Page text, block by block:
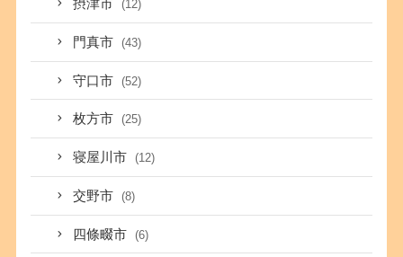
摂津市 (12)
門真市 (43)
守口市 (52)
枚方市 (25)
寝屋川市 (12)
交野市 (8)
四條畷市 (6)